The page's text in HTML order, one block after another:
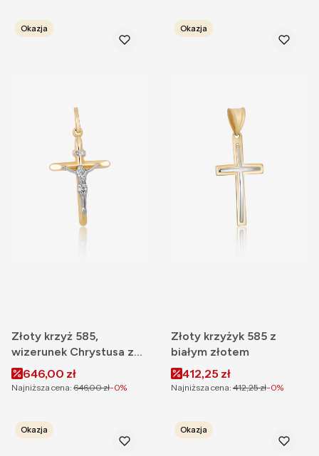
Okazja
Złoty krzyż 585,
wizerunek Chrystusa z
białym złotem
Cena promocyjna
646,00 zł
Najniższa cena: 646,00 zł-0%
Okazja
Złoty krzyżyk 585 z
białym złotem
Cena promocyjna
412,25 zł
Najniższa cena: 412,25 zł-0%
Okazja Okazja